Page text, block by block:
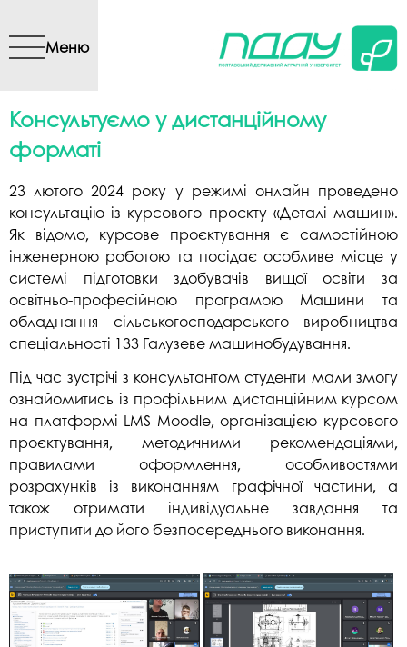
вмісту
Меню
Консультуємо у дистанційному
форматі
23 лютого 2024 року у режимі онлайн проведено
консультацію із курсового проєкту «Деталі машин».
Як відомо, курсове проєктування є самостійною
інженерною роботою та посідає особливе місце у
системі підготовки здобувачів вищої освіти за
освітньо-професійною програмою Машини та
обладнання сільськогосподарського виробництва
спеціальності 133 Галузеве машинобудування.
Під час зустрічі з консультантом студенти мали змогу
ознайомитись із профільним дистанційним курсом
на платформі LMS Moodle, організацією курсового
проєктування, методичними рекомендаціями,
правилами оформлення, особливостями
розрахунків із виконанням графічної частини, а
також отримати індивідуальне завдання та
приступити до його безпосереднього виконання.